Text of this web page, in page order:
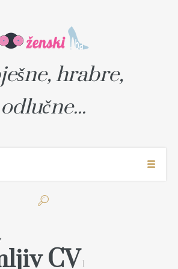
hrabre,
odlučne...
CV 1